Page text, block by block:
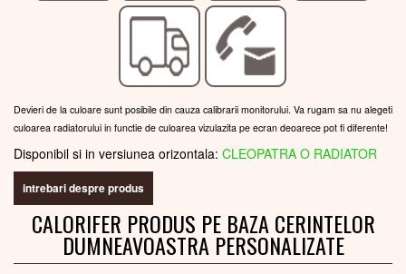
Devieri de la culoare sunt posibile din cauza calibrarii monitorului. Va rugam sa nu alegeti
culoarea radiatorului in functie de culoarea vizulazita pe ecran deoarece pot fi diferente!
Disponibil si in versiunea orizontala: CLEOPATRA O RADIATOR
intrebari despre produs
CALORIFER PRODUS PE BAZA CERINTELOR
DUMNEAVOASTRA PERSONALIZATE